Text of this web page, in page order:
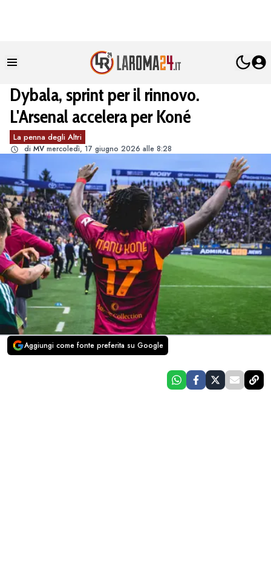
Dybala, sprint per il rinnovo.
L'Arsenal accelera per Koné
La penna degli Altri
di MV mercoledì, 17 giugno 2026 alle 8:28
Aggiungi come fonte preferita su Google